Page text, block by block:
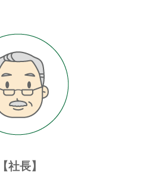
【社長】